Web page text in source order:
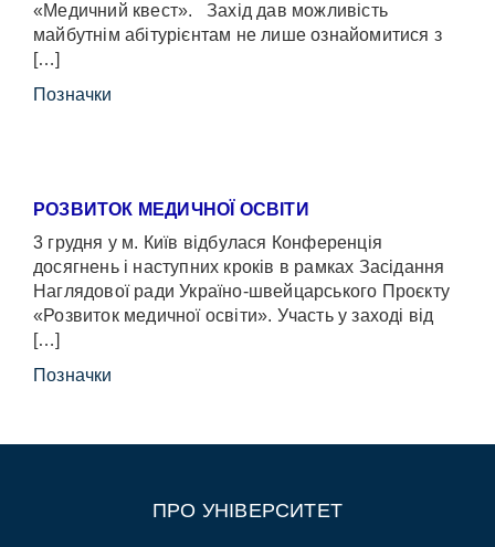
«Медичний квест». Захід дав можливість
майбутнім абітурієнтам не лише ознайомитися з
[…]
Позначки
РОЗВИТОК МЕДИЧНОЇ ОСВІТИ
3 грудня у м. Київ відбулася Конференція
досягнень і наступних кроків в рамках Засідання
Наглядової ради Україно-швейцарського Проєкту
«Розвиток медичної освіти». Участь у заході від
[…]
Позначки
ПРО УНІВЕРСИТЕТ